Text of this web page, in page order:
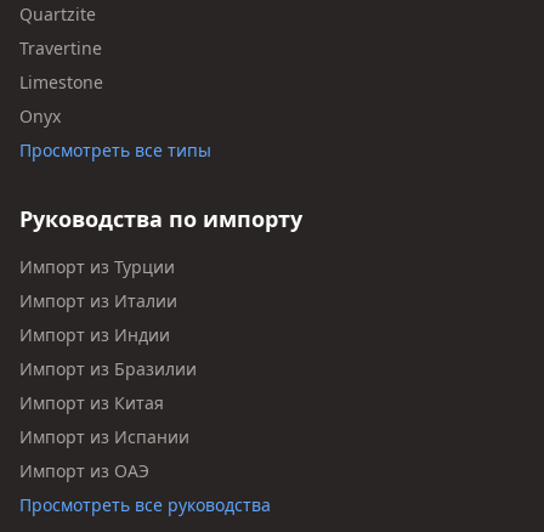
Quartzite
Travertine
Limestone
Onyx
Просмотреть все типы
Руководства по импорту
Импорт из Турции
Импорт из Италии
Импорт из Индии
Импорт из Бразилии
Импорт из Китая
Импорт из Испании
Импорт из ОАЭ
Просмотреть все руководства